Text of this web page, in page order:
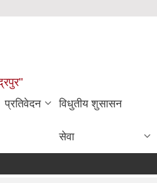
प्रतिवेदन विधुतीय शुसासन
सेवा